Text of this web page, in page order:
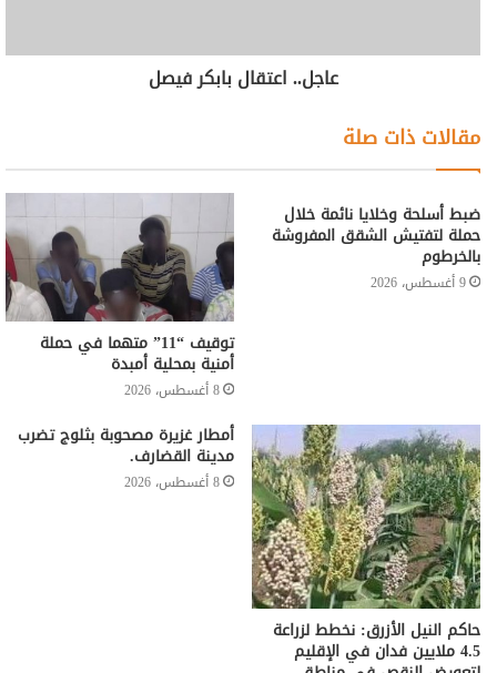
عاجل.. اعتقال بابكر فيصل
مقالات ذات صلة
ضبط أسلحة وخلايا نائمة خلال
حملة لتفتيش الشقق المفروشة
بالخرطوم
9 أغسطس، 2026
توقيف “11” متهما في حملة
أمنية بمحلية أمبدة
8 أغسطس، 2026
حاكم النيل الأزرق: نخطط لزراعة
4.5 ملايين فدان في الإقليم
أمطار غزيرة مصحوبة بثلوج تضرب
مدينة القضارف.
8 أغسطس، 2026